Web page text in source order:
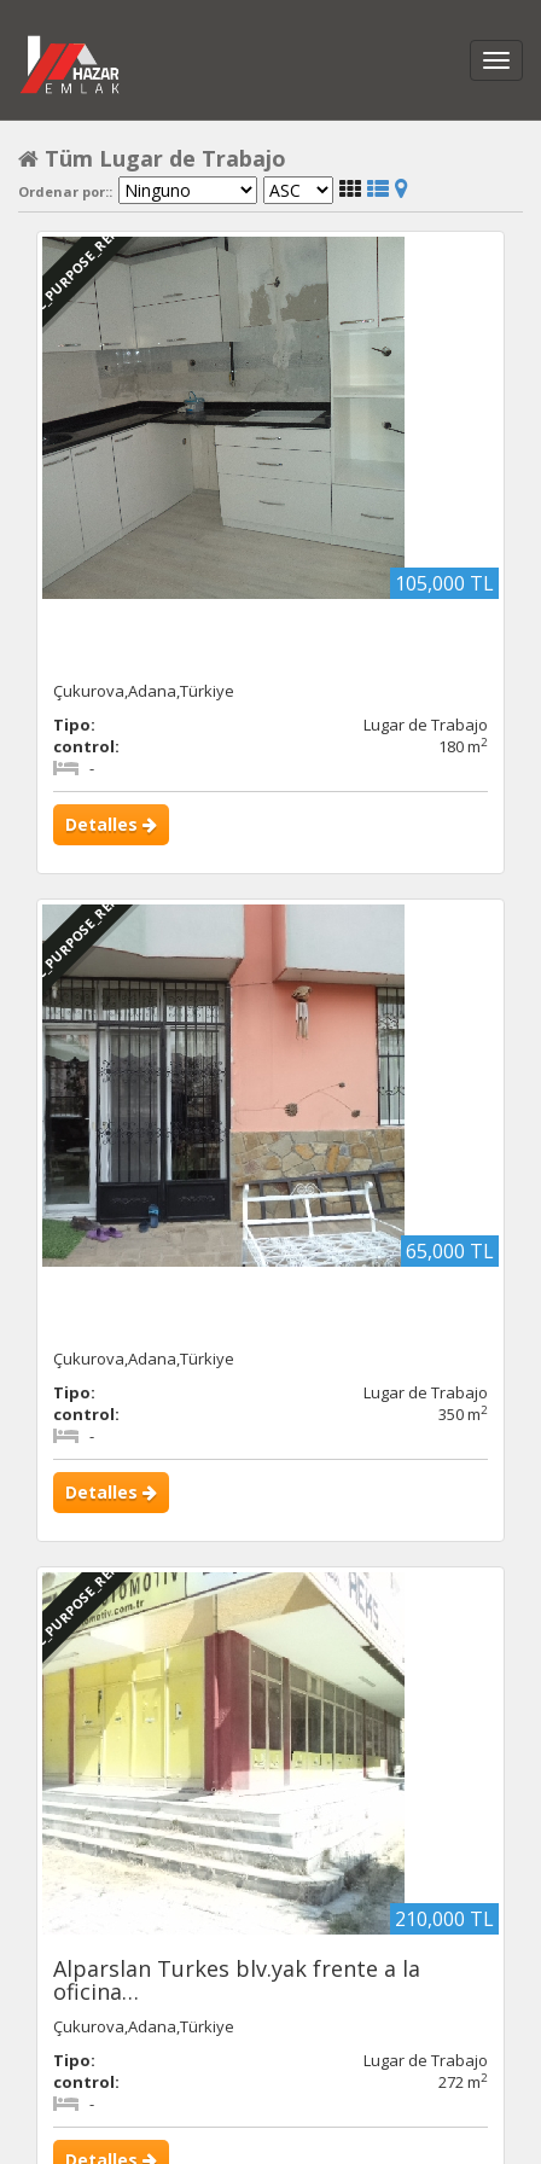
Tüm Lugar de Trabajo
Ordenar por::
DBC_PURPOSE_RENTED
105,000 TL
Çukurova,Adana,Türkiye
Tipo:
Lugar de Trabajo
control:
180 m2
-
Detalles
DBC_PURPOSE_RENTED
65,000 TL
Çukurova,Adana,Türkiye
Tipo:
Lugar de Trabajo
control:
350 m2
-
Detalles
DBC_PURPOSE_RENTED
210,000 TL
Alparslan Turkes blv.yak frente a la
oficina…
Çukurova,Adana,Türkiye
Tipo:
Lugar de Trabajo
control:
272 m2
-